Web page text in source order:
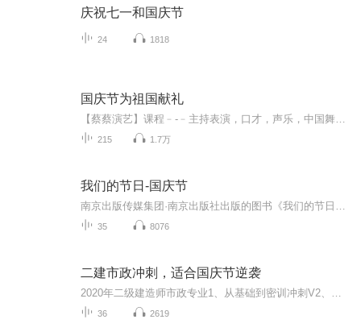
庆祝七一和国庆节
24 1818
国庆节为祖国献礼
215 1.7万
我们的节日-国庆节
35 8076
二建市政冲刺，适合国庆节逆袭
36 2619